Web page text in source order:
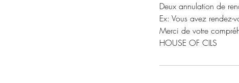
Deux annulation de
Ex: Vous avez
Merci de votre
HOUSE OF CILS